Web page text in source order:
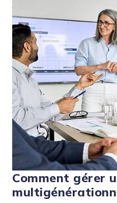
Comment gérer